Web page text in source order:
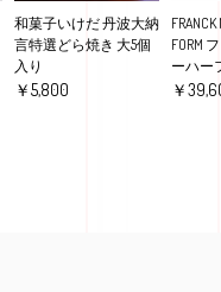
和菓子いけだ 丹波大納
言特選どら焼き 大5個
入り
￥5,800
FRANCK
FORM
ーハー
￥